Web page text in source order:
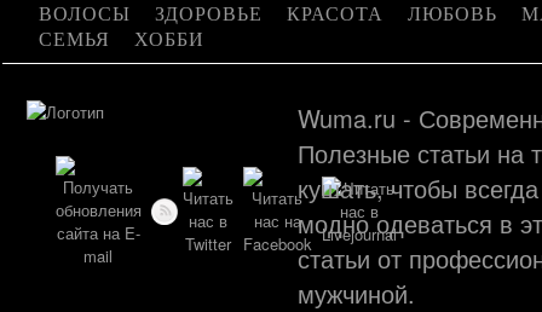
ВОЛОСЫ ЗДОРОВЬЕ КРАСОТА ЛЮБОВЬ
СЕМЬЯ
ХОББИ
Wuma.ru -
Полезные статьи на
кушать, чтобы
модно одеваться в
статьи от
мужчиной.